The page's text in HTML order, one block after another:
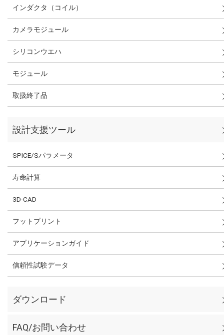
インダクタ（コイル）
カメラモジュール
シリコンウエハ
モジュール
取扱終了品
設計支援ツール
SPICE/Sパラメータ
寿命計算
3D-CAD
フットプリント
アプリケーションガイド
信頼性試験データ
ダウンロード
FAQ/お問い合わせ